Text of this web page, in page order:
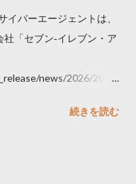
イバーエージェントは、
「セブン‐イレブン・ア
news/2026/2026
続きを読む